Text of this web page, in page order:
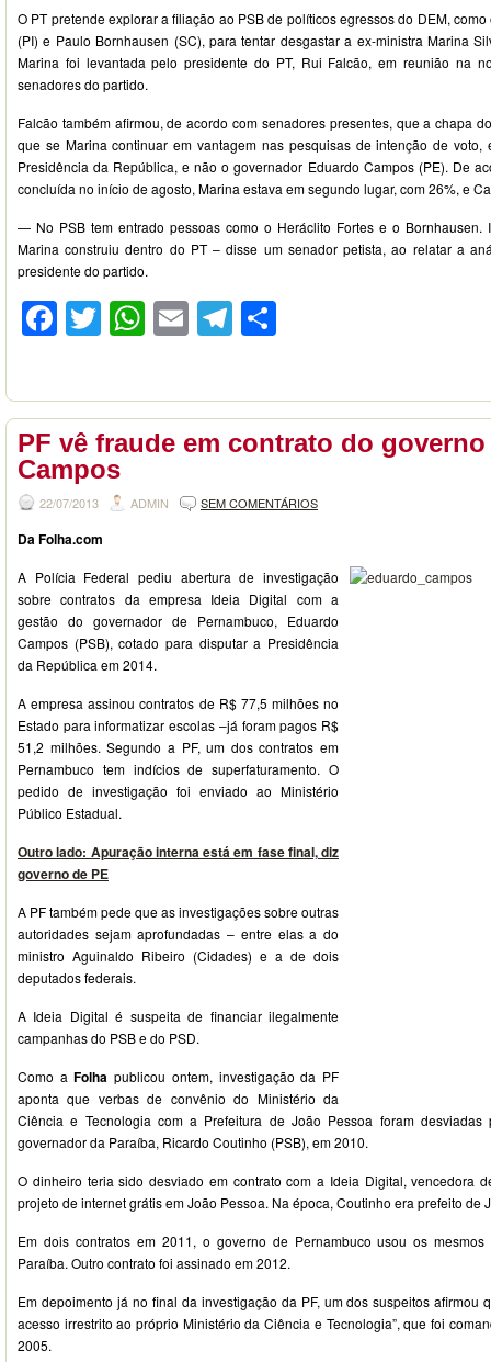
O PT pretende explorar a filiação ao PSB de políticos egressos do DEM,
(PI) e Paulo Bornhausen (SC), para tentar desgastar a ex-ministra Marina
Marina foi levantada pelo presidente do PT, Rui Falcão, em reunião na
senadores do partido.
Falcão também afirmou, de acordo com senadores presentes, que a chapa
que se Marina continuar em vantagem nas pesquisas de intenção de
Presidência da República, e não o governador Eduardo Campos (PE). De
concluída no início de agosto, Marina estava em segundo lugar, com 26%, e
— No PSB tem entrado pessoas como o Heráclito Fortes e o Bornhausen.
Marina construiu dentro do PT – disse um senador petista, ao relatar a
presidente do partido.
Facebook
Twitter
WhatsApp
EmailTelegram
PF vê fraude em contrato do
Campos
22/07/2013 ADMIN SEM COMENTÁRIOS
Da Folha.com
A Polícia Federal pediu abertura de investigação
sobre contratos da empresa Ideia Digital com a
gestão do governador de Pernambuco, Eduardo
Campos (PSB), cotado para disputar a Presidência
da República em 2014.
A empresa assinou contratos de R$ 77,5 milhões no
Estado para informatizar escolas –já foram pagos R$
51,2 milhões. Segundo a PF, um dos contratos em
Pernambuco tem indícios de superfaturamento. O
pedido de investigação foi enviado ao Ministério
Público Estadual.
Outro lado: Apuração interna está em fase final, diz
governo de PE
A PF também pede que as investigações sobre outras
autoridades sejam aprofundadas – entre elas a do
ministro Aguinaldo Ribeiro (Cidades) e a de dois
deputados federais.
A Ideia Digital é suspeita de financiar ilegalmente
campanhas do PSB e do PSD.
Como aFolha publicou ontem, investigação da PF
aponta que verbas de convênio do Ministério da
Ciência e Tecnologia com a Prefeitura de João Pessoa foram desviadas
governador da Paraíba, Ricardo Coutinho (PSB), em 2010.
O dinheiro teria sido desviado em contrato com a Ideia Digital, vencedora
projeto de internet grátis em João Pessoa. Na época, Coutinho era prefeito de
Em dois contratos em 2011, o governo de Pernambuco usou os
Paraíba. Outro contrato foi assinado em 2012.
Em depoimento já no final da investigação da PF, um dos suspeitos afirmou
acesso irrestrito ao próprio Ministério da Ciência e Tecnologia”, que foi
2005.